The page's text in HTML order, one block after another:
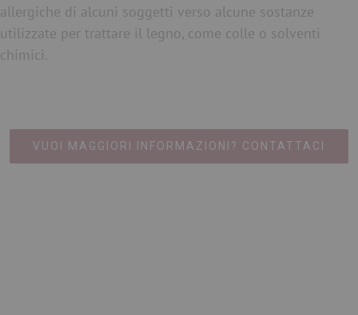
allergiche di alcuni soggetti verso alcune sostanze
utilizzate per trattare il legno, come colle o solventi
chimici.
VUOI MAGGIORI INFORMAZIONI? CONTATTACI